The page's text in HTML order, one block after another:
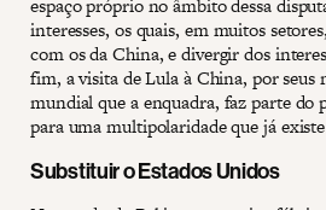
interesses, os quais, em muitos
com os da China, e divergir dos
fim, a visita de Lula à China, por seus
mundial que a enquadra, faz parte do
para uma multipolaridade que já
Substituir o Estados Unidos